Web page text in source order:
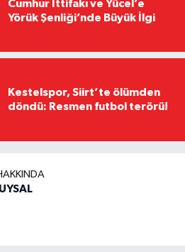
Cumhur İttifakı ve Yücel’e
Yörük Şenliği’nde Büyük İlgi
Kestelspor, Siirt’te ölümden
döndü: Resmen futbol terörü!